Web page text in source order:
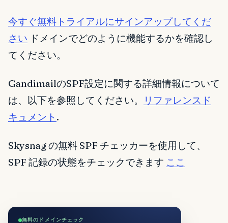
今すぐ無料トライアルにサインアップしてくだ
さい ドメインでどのように機能するかを確認し
てください。
GandimailのSPF設定に関する詳細情報について
は、以下を参照してください。
リファレンスド
キュメント .
Skysnag の無料 SPF チェッカーを使用して、
SPF 記録の状態をチェックできます ここ
無料のドメインチェック